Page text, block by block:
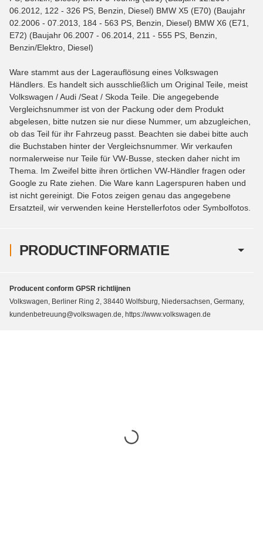
PRODUCTINFORMATIE
06.2012, 122 - 326 PS, Benzin, Diesel) BMW X5 (E70) (Baujahr
02.2006 - 07.2013, 184 - 563 PS, Benzin, Diesel) BMW X6 (E71,
E72) (Baujahr 06.2007 - 06.2014, 211 - 555 PS, Benzin,
Benzin/Elektro, Diesel)
Ware stammt aus der Lagerauflösung eines Volkswagen
Händlers. Es handelt sich ausschließlich um Original Teile, meist
Volkswagen / Audi /Seat / Skoda Teile. Die angegebende
Vergleichsnummer ist von der Packung oder dem Produkt
abgelesen, bitte nutzen sie nur diese Nummer, um abzugleichen,
ob das Teil für ihr Fahrzeug passt. Beachten sie dabei bitte auch
die Buchstaben hinter der Vergleichsnummer. Wir verkaufen
normalerweise nur Teile für VW-Busse, stecken daher nicht im
Thema. Im Zweifel bitte ihren örtlichen VW-Händler fragen oder
Google zu Rate ziehen. Die Ware kann Lagerspuren haben und
ist nicht gereinigt. Die Fotos zeigen genau das angegebene
Ersatzteil, wir verwenden keine Herstellerfotos oder Symbolfotos.
Producent conform GPSR richtlijnen
Volkswagen, Berliner Ring 2, 38440 Wolfsburg, Niedersachsen, Germany,
kundenbetreuung@volkswagen.de, https://www.volkswagen.de